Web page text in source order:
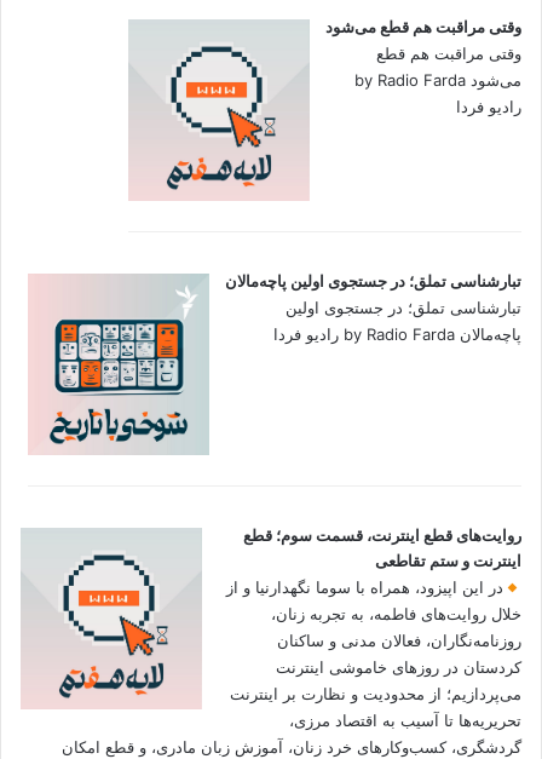
وقتی مراقبت هم قطع می‌شود
وقتی مراقبت هم قطع
می‌شود by Radio Farda
رادیو فردا
تبارشناسی تملق؛ در جستجوی اولین‌ پاچه‌مالان
تبارشناسی تملق؛ در جستجوی اولین‌
پاچه‌مالان by Radio Farda رادیو فردا
روایت‌های قطع اینترنت، قسمت سوم؛ قطع
اینترنت و ستم تقاطعی
در این اپیزود، همراه با سوما نگهدارنیا و از
خلال روایت‌های فاطمه، به تجربه زنان،
روزنامه‌نگاران، فعالان مدنی و ساکنان
کردستان در روزهای خاموشی اینترنت
می‌پردازیم؛ از محدودیت و نظارت بر اینترنت
تحریریه‌ها تا آسیب به اقتصاد مرزی،
گردشگری، کسب‌وکارهای خرد زنان، آموزش زبان مادری، و قطع امکان